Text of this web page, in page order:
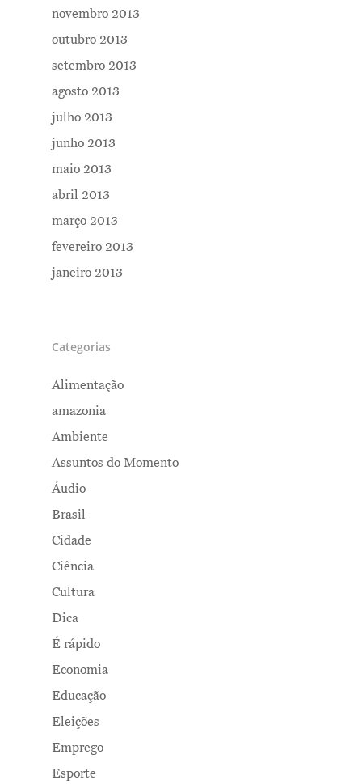
novembro 2013
outubro 2013
setembro 2013
agosto 2013
julho 2013
junho 2013
maio 2013
abril 2013
março 2013
fevereiro 2013
janeiro 2013
Categorias
Alimentação
amazonia
Ambiente
Assuntos do Momento
Áudio
Brasil
Cidade
Ciência
Cultura
Dica
É rápido
Economia
Educação
Eleições
Emprego
Esporte